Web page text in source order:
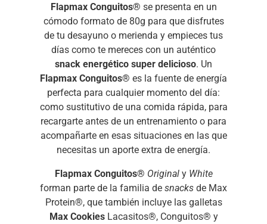
Flapmax Conguitos® se presenta en un
cómodo formato de 80g para que disfrutes
de tu desayuno o merienda y empieces tus
días como te mereces con un auténtico
snack energético super delicioso. Un
Flapmax Conguitos® es la fuente de energía
perfecta para cualquier momento del día:
como sustitutivo de una comida rápida, para
recargarte antes de un entrenamiento o para
acompañarte en esas situaciones en las que
necesitas un aporte extra de energía.
Flapmax Conguitos® Originaly White
forman parte de la familia de snacks de Max
Protein®, que también incluye las galletas
Max CookiesLacasitos®, Conguitos® y